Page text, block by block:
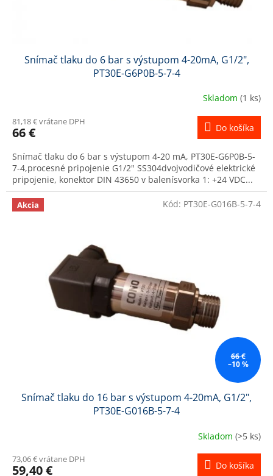
Snímač tlaku do 6 bar s výstupom 4-20mA, G1/2",
PT30E-G6P0B-5-7-4
Skladom (1 ks)
81,18 € vrátane DPH
66 € Do košíka
Snímač tlaku do 6 bar s výstupom 4-20 mA, PT30E-G6P0B-5-
7-4,procesné pripojenie G1/2" SS304dvojvodičové elektrické
pripojenie, konektor DIN 43650 v balenísvorka 1: +24 VDC...
Akcia
66 €
–10 %
Snímač tlaku do 16 bar s výstupom 4-20mA, G1/2",
PT30E-G016B-5-7-4
Skladom (>5 ks)
73,06 € vrátane DPH
59,40 € Do košíka
Kód: PT30E-G016B-5-7-4